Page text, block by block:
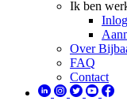
Ik ben
Over
FAQ
Contact